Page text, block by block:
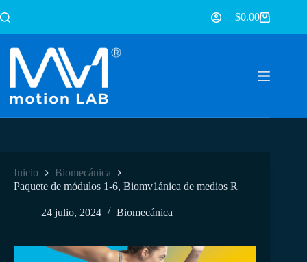
$0.00
Inicio
Biomecánica
Paquete de módulos 1-6, Biomv1ánica de medios R
24 julio, 2024 Biomecánica